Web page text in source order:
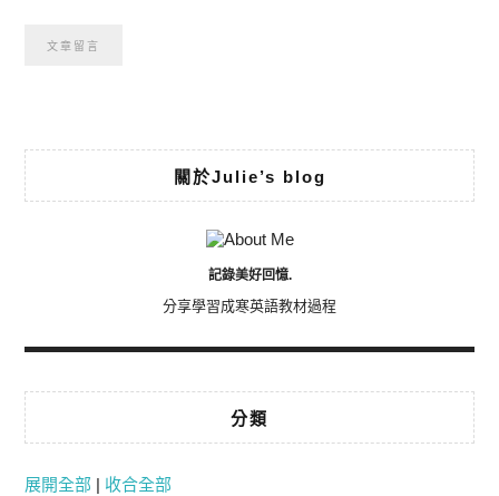
關於Julie’s blog
記錄美好回憶.
分享學習成寒英語教材過程
分類
展開全部 | 收合全部